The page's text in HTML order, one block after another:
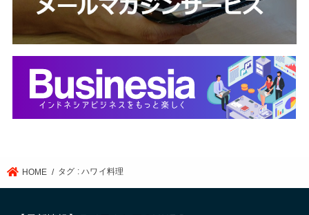
HOME タグ : ハワイ料理